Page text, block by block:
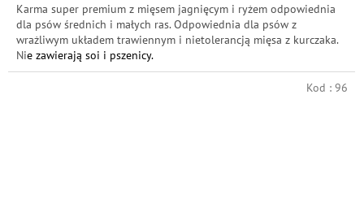
Karma super premium z mięsem jagnięcym i ryżem odpowiednia
dla psów średnich i małych ras. Odpowiednia dla psów z
wrażliwym układem trawiennym i nietolerancją mięsa z kurczaka.
Nie zawierają soi i pszenicy.
Kod : 96